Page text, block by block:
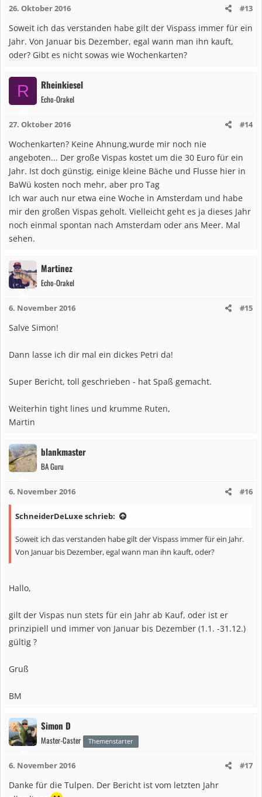
26. Oktober 2016 #13
Soweit ich das verstanden habe gilt der Vispass immer für ein
Jahr. Von Januar bis Dezember, egal wann man ihn kauft,
oder? Gibt es nicht sowas wie Wochenkarten?
R Rheinkiesel
Echo-Orakel
27. Oktober 2016 #14
Wochenkarten? Keine Ahnung,wurde mir noch nie
angeboten... Der große Vispas kostet um die 30 Euro für ein
Jahr. Ist doch günstig, einige kleine Bäche und Flusse hier in
BaWü kosten noch mehr, aber pro Tag
Ich war auch nur etwa eine Woche in Amsterdam und habe
mir den großen Vispas geholt. Vielleicht geht es ja dieses Jahr
noch einmal spontan nach Amsterdam oder ans Meer. Mal
sehen.
Martinez
Echo-Orakel
6. November 2016 #15
Salve Simon!
Dann lasse ich dir mal ein dickes Petri da!
Super Bericht, toll geschrieben - hat Spaß gemacht.
Weiterhin tight lines und krumme Ruten,
Martin
blankmaster
BA Guru
6. November 2016 #16
SchneiderDeLuxe schrieb:
Soweit ich das verstanden habe gilt der Vispass immer für ein Jahr.
Von Januar bis Dezember, egal wann man ihn kauft, oder?
Hallo,
gilt der Vispas nun stets für ein Jahr ab Kauf, oder ist er
prinzipiell und immer von Januar bis Dezember (1.1. -31.12.)
gültig ?
Gruß
BM
Simon D
Master-Caster Themenstarter
6. November 2016 #17
Danke für die Tulpen. Der Bericht ist vom letzten Jahr